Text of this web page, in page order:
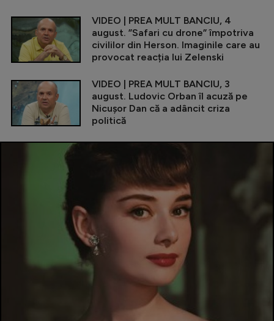
VIDEO | PREA MULT BANCIU, 4
august. ”Safari cu drone” împotriva
civililor din Herson. Imaginile care au
provocat reacția lui Zelenski
VIDEO | PREA MULT BANCIU, 3
august. Ludovic Orban îl acuză pe
Nicușor Dan că a adâncit criza
politică